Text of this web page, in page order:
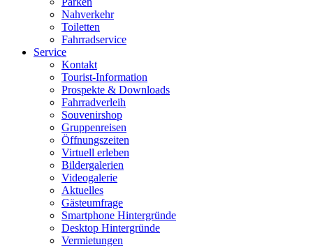
Nahverkehr
Toiletten
Fahrradservice
Service
Kontakt
Tourist-Information
Prospekte & Downloads
Fahrradverleih
Souvenirshop
Gruppenreisen
Öffnungszeiten
Virtuell erleben
Bildergalerien
Videogalerie
Aktuelles
Gästeumfrage
Smartphone Hintergründe
Desktop Hintergründe
Vermietungen